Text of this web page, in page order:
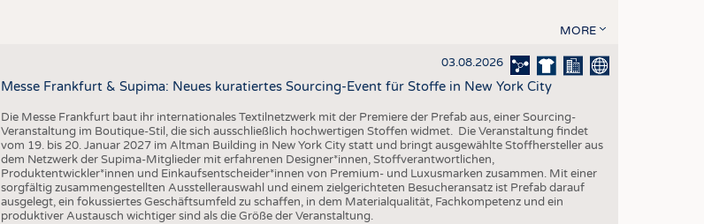
MORE
03.08.2026
Messe Frankfurt & Supima: Neues kuratiertes Sourcing-Event für Stoffe in New York City
Die Messe Frankfurt baut ihr internationales Textilnetzwerk mit der Premiere der Prefab aus, einer Sourcing-
Veranstaltung im Boutique-Stil, die sich ausschließlich hochwertigen Stoffen widmet. Die Veranstaltung findet
vom 19. bis 20. Januar 2027 im Altman Building in New York City statt und bringt ausgewählte Stoffhersteller aus
dem Netzwerk der Supima-Mitglieder mit erfahrenen Designer*innen, Stoffverantwortlichen,
Produktentwickler*innen und Einkaufsentscheider*innen von Premium- und Luxusmarken zusammen. Mit einer
sorgfältig zusammengestellten Ausstellerauswahl und einem zielgerichteten Besucheransatz ist Prefab darauf
ausgelegt, ein fokussiertes Geschäftsumfeld zu schaffen, in dem Materialqualität, Fachkompetenz und ein
produktiver Austausch wichtiger sind als die Größe der Veranstaltung.